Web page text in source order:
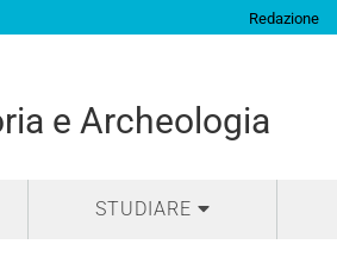
Redazione
e Archeologia
STUDIARE